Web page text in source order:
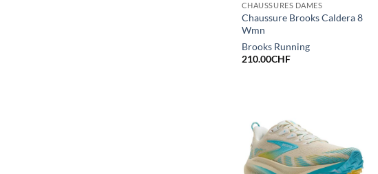
CHAUSSURES DAMES
Chaussure Brooks Caldera 8
Wmn
Brooks Running
210.00CHF